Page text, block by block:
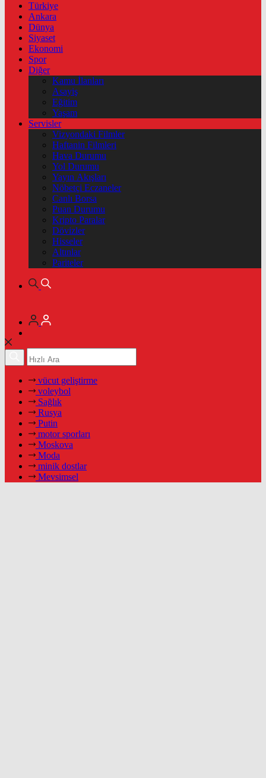
Türkiye
Ankara
Dünya
Siyaset
Ekonomi
Spor
Diğer
Kamu İlanları
Asayiş
Eğitim
Yaşam
Servisler
Vizyondaki Filmler
Haftanin Filmleri
Hava Durumu
Yol Durumu
Yayın Akışları
Nöbetçi Eczaneler
Canlı Borsa
Puan Durumu
Kripto Paralar
Dövizler
Hisseler
Altınlar
Pariteler
vücut geliştirme
voleybol
Sağlık
Rusya
Putin
motor sporları
Moskova
Moda
minik dostlar
Mevsimsel